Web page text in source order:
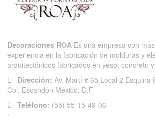
Decoraciones ROA Es una empresa con
experiencia en la fabricación de molduras y
arquitectónicos fabricados en yeso, concreto
Dirección: Av. Martí # 65 Local 2 Esquina
Col. Escandón México, D.F
Teléfono: (55) 55-15-49-06